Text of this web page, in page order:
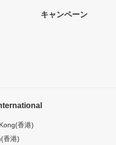
キャンペーン
香港)
香港)